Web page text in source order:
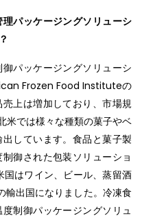
パッケージングソリューシ
パッケージングソリューシ
Frozen Food Instituteの
上は増加しており、市場規
米では様々な種類の菓子やベ
しています。食品と菓子製
御された包装ソリューショ
はワイン、ビール、蒸留酒
輸出国になりました。冷凍食
制御パッケージングソリュ